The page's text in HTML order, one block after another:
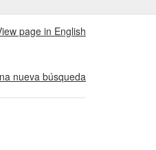
page in English
nueva búsqueda